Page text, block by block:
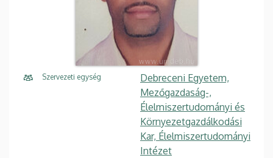
Szervezeti egység
Debreceni Egyetem,
Mezőgazdaság-,
Élelmiszertudományi és
Környezetgazdálkodási
Kar, Élelmiszertudományi
Intézet